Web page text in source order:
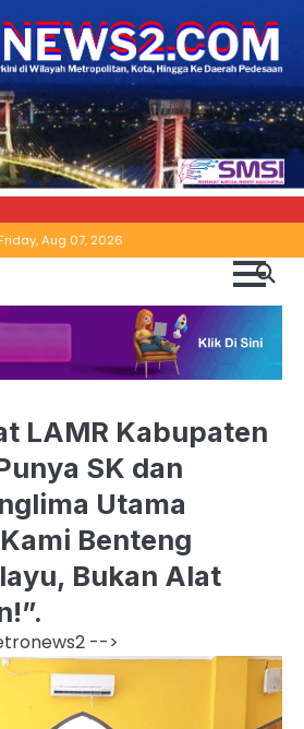
Friday, Aug 07, 2026
LAMR Kabupaten
SK dan
Utama
Benteng
Bukan Alat
-->